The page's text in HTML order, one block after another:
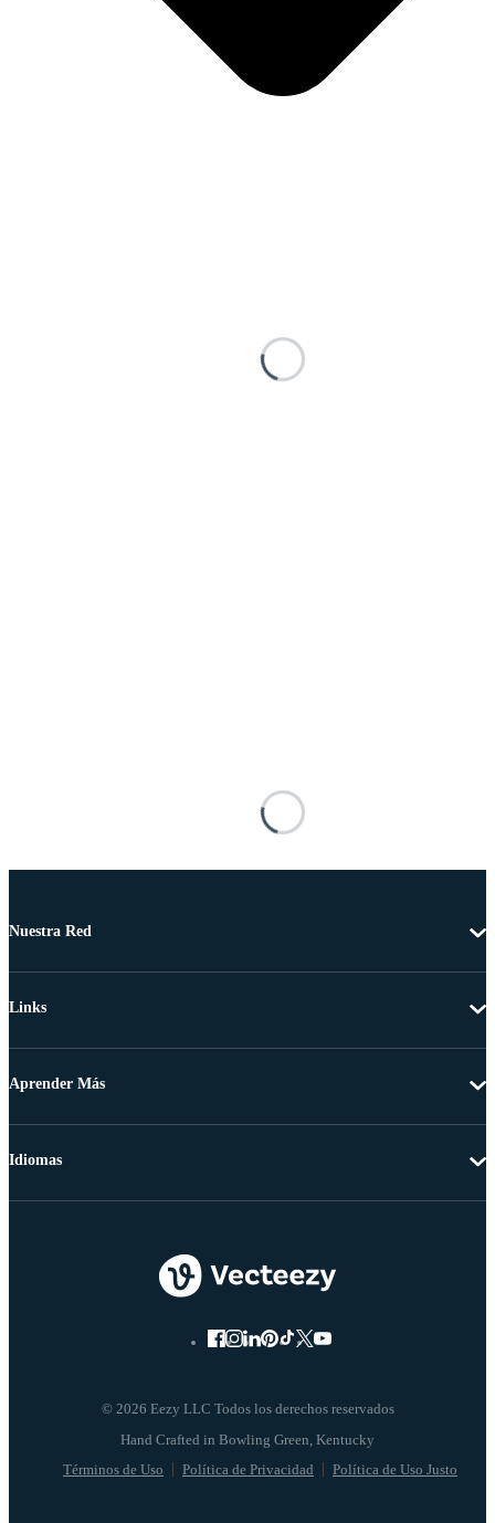
Nuestra Red
Links
Aprender Más
© 2026 Eezy LLC Todos los derechos reservados
Términos de Uso Política de Privacidad Política de Uso Justo
Idiomas